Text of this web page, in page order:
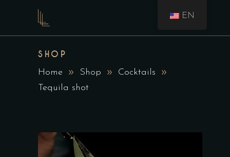
SHOP
Home Shop
Cocktails
Tequila shot
EN